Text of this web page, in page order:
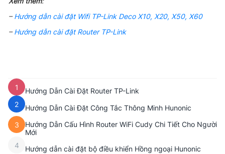
–Hướng dẫn cài đặt Wifi TP-Link Deco X10, X20, X50, X60
–Hướng dẫn cài đặt Router TP-Link
1
Hướng Dẫn Cài Đặt Router TP-Link
2
Hướng Dẫn Cài Đặt Công Tắc Thông Minh Hunonic
3
Hướng Dẫn Cấu Hình Router WiFi Cudy Chi Tiết Cho Người
Mới
4
Hướng dẫn cài đặt bộ điều khiển Hồng ngoại Hunonic